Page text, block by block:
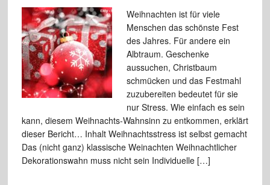
Weihnachten ist für viele
Menschen das schönste Fest
des Jahres. Für andere ein
Albtraum. Geschenke
aussuchen, Christbaum
schmücken und das Festmahl
zuzubereiten bedeutet für sie
nur Stress. Wie einfach es sein
kann, diesem Weihnachts-Wahnsinn zu entkommen, erklärt
dieser Bericht… Inhalt Weihnachtsstress ist selbst gemacht
Das (nicht ganz) klassische Weinachten Weihnachtlicher
Dekorationswahn muss nicht sein Individuelle […]